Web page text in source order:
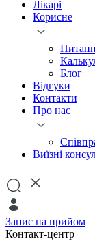
Лікарі
Корисне
Блог
Відгуки
Контакти
Про нас
Виїзні
Запис на прийом
Контакт-центр